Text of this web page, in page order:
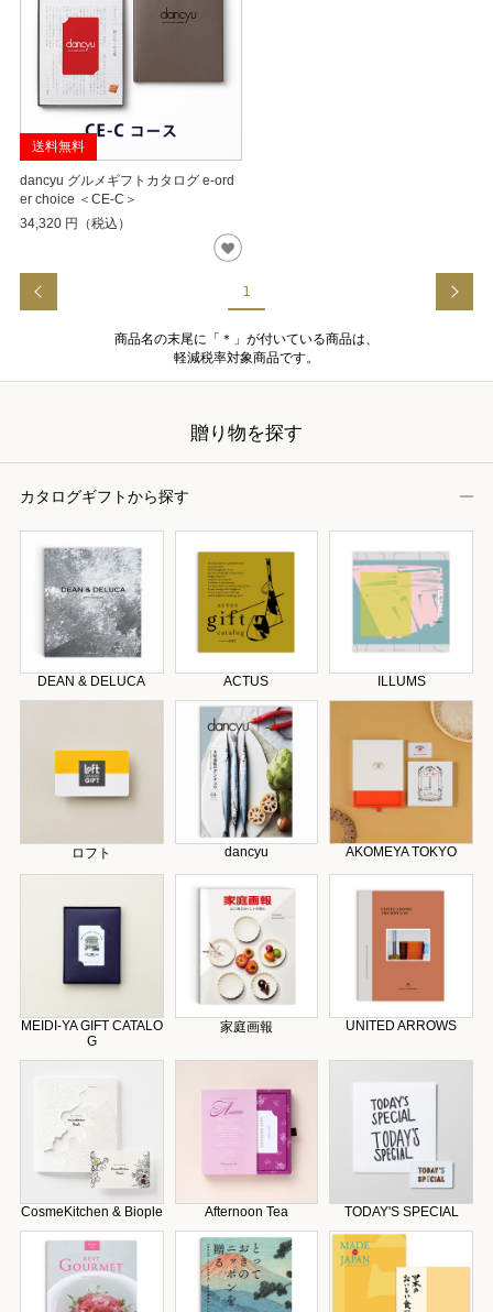
送料無料
dancyu グルメギフトカタログ e-ord
er choice ＜CE-C＞
34,320 円（税込）
1
商品名の末尾に「＊」が付いている商品は、
軽減税率対象商品です。
贈り物を探す
カタログギフトから探す
DEAN & DELUCA ACTUS ILLUMS
ロフト dancyu AKOMEYA TOKYO
MEIDI-YA GIFT CATALO
G
家庭画報 UNITED ARROWS
CosmeKitchen & Biople Afternoon Tea TODAY'S SPECIAL